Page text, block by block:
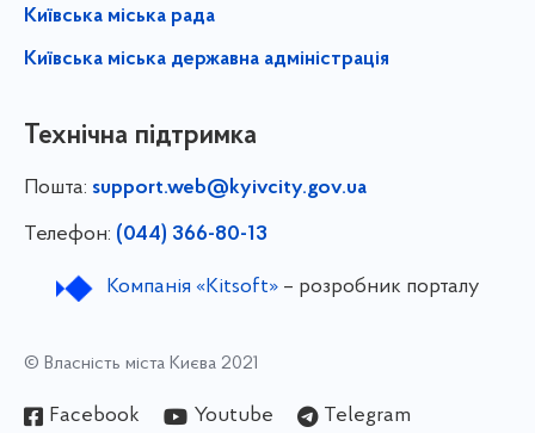
Київська міська рада
Київська міська державна адміністрація
Технічна підтримка
Пошта: support.web@kyivcity.gov.ua
Телефон: (044) 366-80-13
Компанія «Kitsoft»– розробник порталу
© Власність міста Києва 2021
Facebook Youtube Telegram